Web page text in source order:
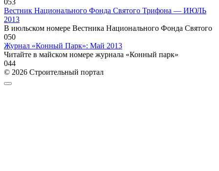
Вестник Национального Фонда Святого Трифона — ИЮЛЬ
2013
В июльском номере Вестника Национального Фонда Святого
050
Журнал «Конный Парк»: Май 2013
Читайте в майском номере журнала «Конный парк»
044
© 2026 Строительный портал